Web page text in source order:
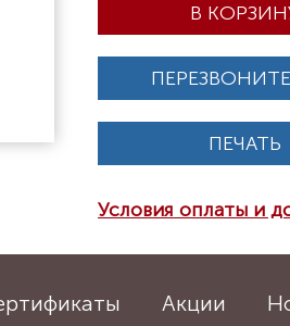
В
ПЕЧАТЬ
Условия оплаты и
Акции